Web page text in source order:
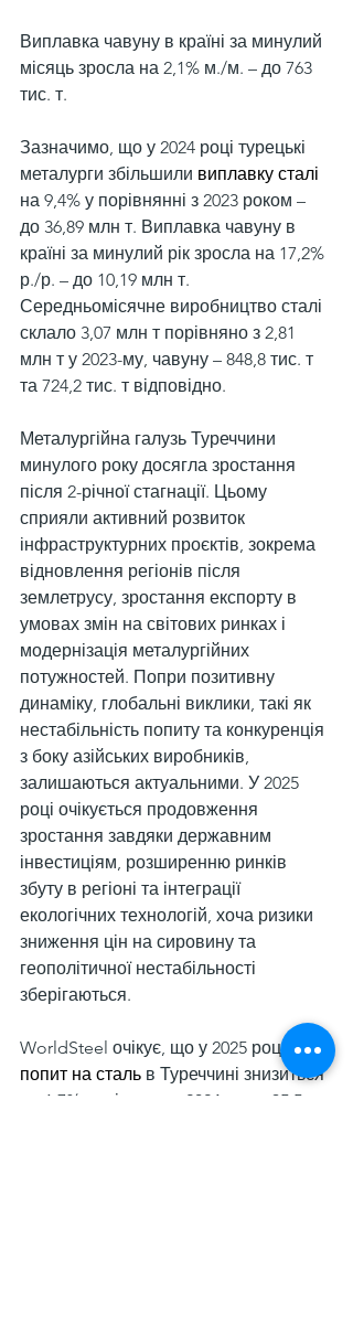
Виплавка чавуну в країні за минулий
місяць зросла на 2,1% м./м. – до 763
тис. т.
Зазначимо, що у 2024 році турецькі
металурги збільшили виплавку сталі
на 9,4% у порівнянні з 2023 роком –
до 36,89 млн т. Виплавка чавуну в
країні за минулий рік зросла на 17,2%
р./р. – до 10,19 млн т.
Середньомісячне виробництво сталі
склало 3,07 млн т порівняно з 2,81
млн т у 2023-му, чавуну – 848,8 тис. т
та 724,2 тис. т відповідно.
Металургійна галузь Туреччини
минулого року досягла зростання
після 2-річної стагнації. Цьому
сприяли активний розвиток
інфраструктурних проєктів, зокрема
відновлення регіонів після
землетрусу, зростання експорту в
умовах змін на світових ринках і
модернізація металургійних
потужностей. Попри позитивну
динаміку, глобальні виклики, такі як
нестабільність попиту та конкуренція
з боку азійських виробників,
залишаються актуальними. У 2025
році очікується продовження
зростання завдяки державним
інвестиціям, розширенню ринків
збуту в регіоні та інтеграції
екологічних технологій, хоча ризики
зниження цін на сировину та
геополітичної нестабільності
зберігаються.
WorldSteel очікує, що у 2025 році
попит на сталь в Туреччині знизиться
на 1,7% порівняно з 2024-м, до 35,5